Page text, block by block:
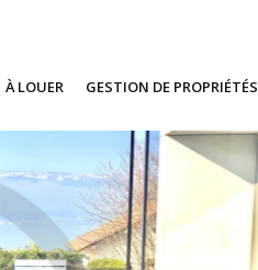
À LOUER GESTION DE PROPRIÉTÉS